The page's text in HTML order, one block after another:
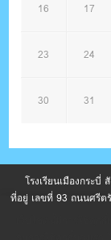
16 17
23 24
30 31
โรงเรียนเมืองกระ
ที่อยู่ เลขที่ 93 ถนนศรีต
เว็บไซต์นี้มีการใช้คุก